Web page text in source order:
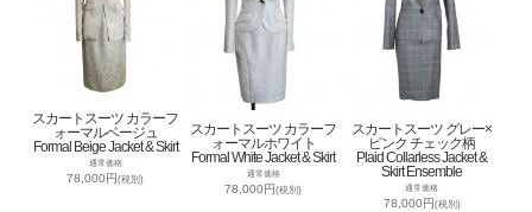
スカートスーツ カラーフ
ォーマルベージュ
Formal Beige Jacket & Skirt
通常価格
78,000円(税別)
スカートスーツ カラーフ
ォーマルホワイト
Formal White Jacket & Skirt
通常価格
78,000円(税別)
スカートスーツ グレー×
ピンク チェック柄
Plaid Collarless Jacket &
Skirt Ensemble
通常価格
78,000円(税別)